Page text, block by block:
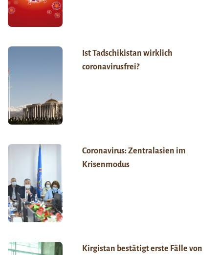
Ist Tadschikistan wirklich
coronavirusfrei?
Coronavirus: Zentralasien im
Krisenmodus
Kirgistan bestätigt erste Fälle von